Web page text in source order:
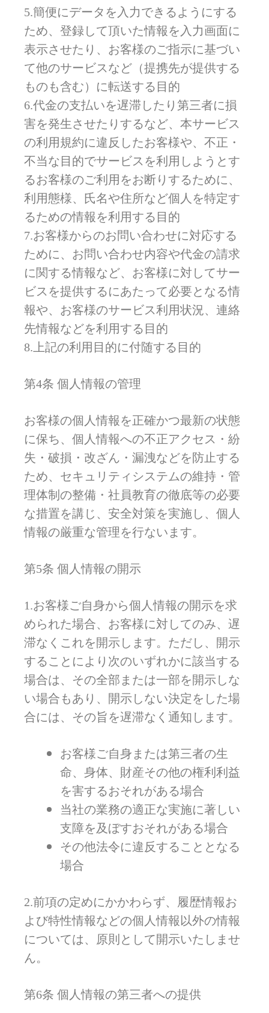
5.簡便にデータを入力できるようにする
ため、登録して頂いた情報を入力画面に
表示させたり、お客様のご指示に基づい
て他のサービスなど（提携先が提供する
ものも含む）に転送する目的
6.代金の支払いを遅滞したり第三者に損
害を発生させたりするなど、本サービス
の利用規約に違反したお客様や、不正・
不当な目的でサービスを利用しようとす
るお客様のご利用をお断りするために、
利用態様、氏名や住所など個人を特定す
るための情報を利用する目的
7.お客様からのお問い合わせに対応する
ために、お問い合わせ内容や代金の請求
に関する情報など、お客様に対してサー
ビスを提供するにあたって必要となる情
報や、お客様のサービス利用状況、連絡
先情報などを利用する目的
8.上記の利用目的に付随する目的
第4条 個人情報の管理
お客様の個人情報を正確かつ最新の状態
に保ち、個人情報への不正アクセス・紛
失・破損・改ざん・漏洩などを防止する
ため、セキュリティシステムの維持・管
理体制の整備・社員教育の徹底等の必要
な措置を講じ、安全対策を実施し、個人
情報の厳重な管理を行ないます。
第5条 個人情報の開示
1.お客様ご自身から個人情報の開示を求
められた場合、お客様に対してのみ、遅
滞なくこれを開示します。ただし、開示
することにより次のいずれかに該当する
場合は、その全部または一部を開示しな
い場合もあり、開示しない決定をした場
合には、その旨を遅滞なく通知します。
お客様ご自身または第三者の生
命、身体、財産その他の権利利益
を害するおそれがある場合
当社の業務の適正な実施に著しい
支障を及ぼすおそれがある場合
その他法令に違反することとなる
場合
2.前項の定めにかかわらず、履歴情報お
よび特性情報などの個人情報以外の情報
については、原則として開示いたしませ
ん。
第6条 個人情報の第三者への提供